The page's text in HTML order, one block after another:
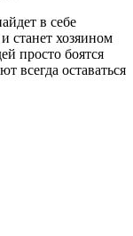
в себе
станет хозяином
просто боятся
всегда оставаться